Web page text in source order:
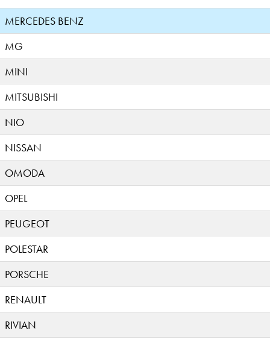
MERCEDES BENZ
MG
MINI
MITSUBISHI
NIO
NISSAN
OMODA
OPEL
PEUGEOT
POLESTAR
PORSCHE
RENAULT
RIVIAN